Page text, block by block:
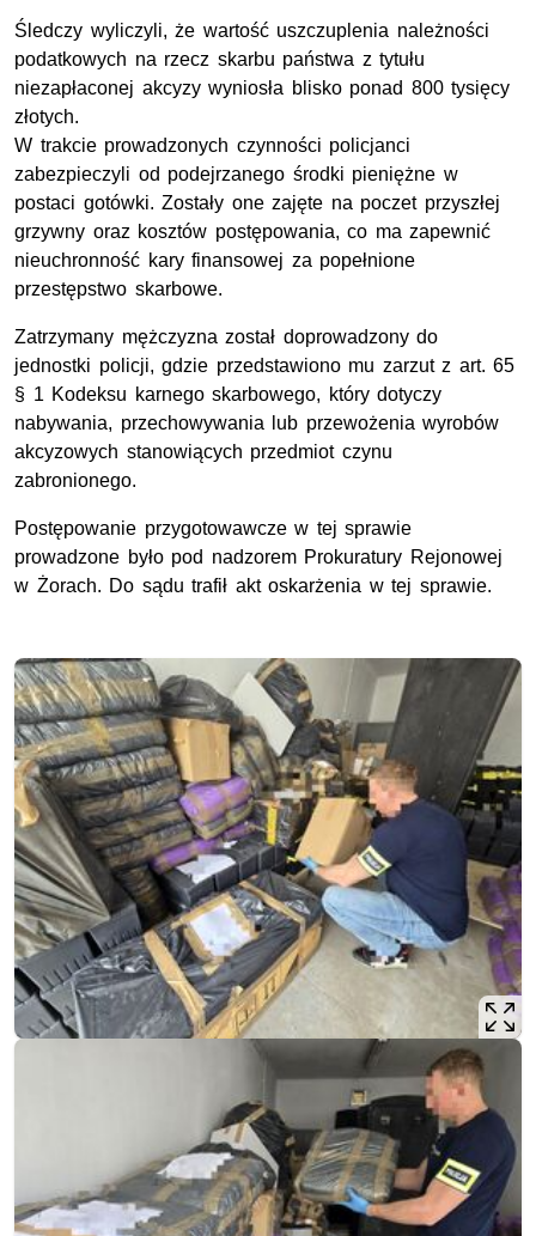
Śledczy wyliczyli, że wartość uszczuplenia należności
podatkowych na rzecz skarbu państwa z tytułu
niezapłaconej akcyzy wyniosła blisko ponad 800 tysięcy
złotych.
W trakcie prowadzonych czynności policjanci
zabezpieczyli od podejrzanego środki pieniężne w
postaci gotówki. Zostały one zajęte na poczet przyszłej
grzywny oraz kosztów postępowania, co ma zapewnić
nieuchronność kary finansowej za popełnione
przestępstwo skarbowe.
Zatrzymany mężczyzna został doprowadzony do
jednostki policji, gdzie przedstawiono mu zarzut z art. 65
§ 1 Kodeksu karnego skarbowego, który dotyczy
nabywania, przechowywania lub przewożenia wyrobów
akcyzowych stanowiących przedmiot czynu
zabronionego.
Postępowanie przygotowawcze w tej sprawie
prowadzone było pod nadzorem Prokuratury Rejonowej
w Żorach. Do sądu trafił akt oskarżenia w tej sprawie.